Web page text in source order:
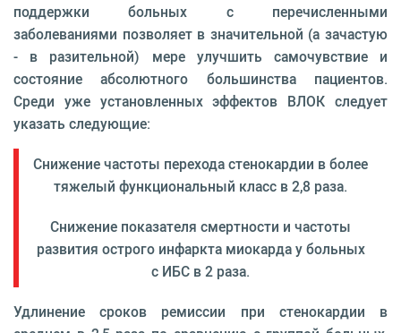
поддержки больных с перечисленными
заболеваниями позволяет в значительной (а зачастую
- в разительной) мере улучшить самочувствие и
состояние абсолютного большинства пациентов.
Среди уже установленных эффектов ВЛОК следует
указать следующие:
Снижение частоты перехода стенокардии в более
тяжелый функциональный класс в 2,8 раза.
Снижение показателя смертности и частоты
развития острого инфаркта миокарда у больных
с ИБС в 2 раза.
Удлинение сроков ремиссии при стенокардии в